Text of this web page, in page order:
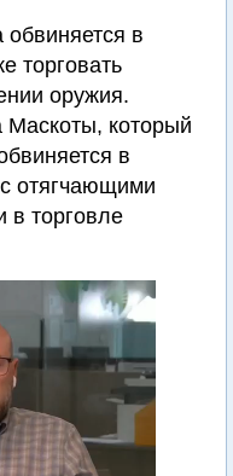
в
торговать
оружия.
Маскоты, который
в
отягчающими
в торговле